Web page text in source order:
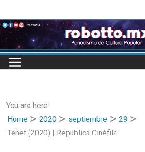
to
content
You are here:
Home
2020 septiembre
29
Tenet (2020) | República Cinéfila